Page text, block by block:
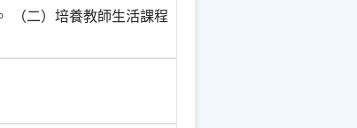
（二）培養教師生活課程